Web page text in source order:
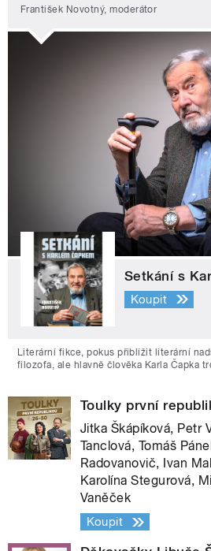
František Novotný, moderátor
Setkání s
Koupit
Literární fikce, pokus přiblížit literární
filozofa, ale hlavně člověka Karla Čapka
Toulky první
Jitka Škápíková, Petr
Tanclová, Tomáš
Radovanovič, Ivan
Karolína Stegurová,
Vaněček
Koupit